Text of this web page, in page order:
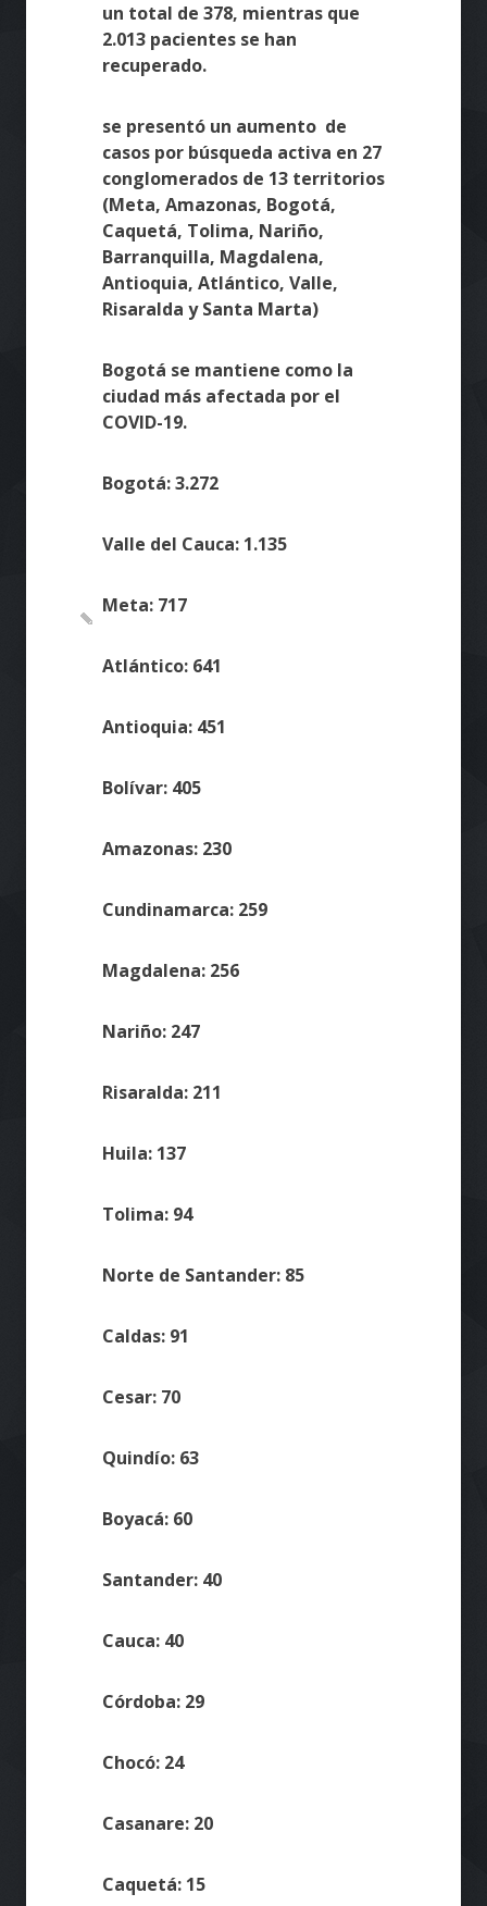
un total de 378, mientras que
2.013 pacientes se han
recuperado.
se presentó un aumento de
casos por búsqueda activa en 27
conglomerados de 13 territorios
(Meta, Amazonas, Bogotá,
Caquetá, Tolima, Nariño,
Barranquilla, Magdalena,
Antioquia, Atlántico, Valle,
Risaralda y Santa Marta)
Bogotá se mantiene como la
ciudad más afectada por el
COVID-19.
Bogotá: 3.272
Valle del Cauca: 1.135
Meta: 717
Atlántico: 641
Antioquia: 451
Bolívar: 405
Amazonas: 230
Cundinamarca: 259
Magdalena: 256
Nariño: 247
Risaralda: 211
Huila: 137
Tolima: 94
Norte de Santander: 85
Caldas: 91
Cesar: 70
Quindío: 63
Boyacá: 60
Santander: 40
Cauca: 40
Córdoba: 29
Chocó: 24
Casanare: 20
Caquetá: 15